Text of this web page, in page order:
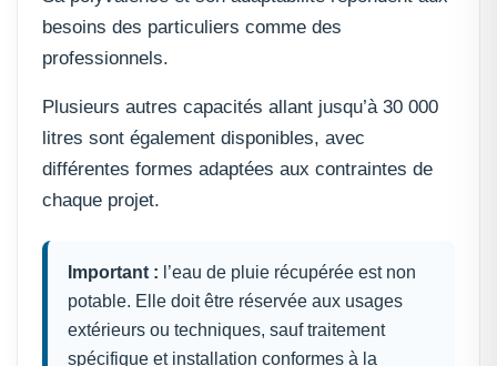
besoins des particuliers comme des
professionnels.
Plusieurs autres capacités allant jusqu’à 30 000
litres sont également disponibles, avec
différentes formes adaptées aux contraintes de
chaque projet.
Important : l’eau de pluie récupérée est non
potable. Elle doit être réservée aux usages
extérieurs ou techniques, sauf traitement
spécifique et installation conformes à la